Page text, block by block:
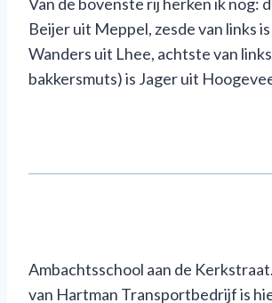
Van de bovenste rij herken ik nog:
Beijer uit Meppel, zesde van links
Wanders uit Lhee, achtste van
bakkersmuts) is Jager uit
Ambachtsschool aan de
van Hartman Transportbedrijf is